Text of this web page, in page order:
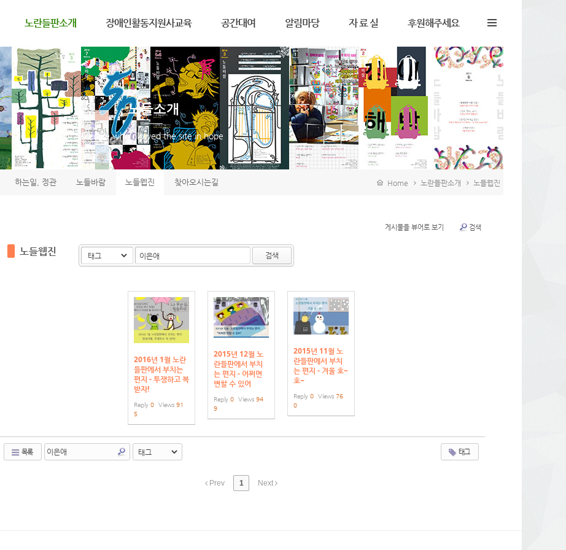
노란들판소개
노란들판소개
연 혁
인 사 말
하는일, 정관
노들바람
노들웹진
찾아오시는길
장애인활동지원사교육
장애인활동지원서비스
교육수강신청안내
교육수강신청하기
교육후기
공간대여
공간대여안내
3층공간대여신청
5층공간대여신청
알림마당
공지사항
자유게시판
포토갤러리
자주하는질문
활동소식
노들팟캐스트
자 료 실
정책자료
서식자료
영상자료
노들웹진View
노들바람View
후원해주세요
후원안내
후원인게시판
후원하신분들
정기후원신청
노들소개
People who plowed the site in hope
하는일, 정관 노들바람 노들웹진 찾아오시는길 Home 노란들판소개 노들웹진
게시물을 뷰어로 보기 검색
노들웹진 검색
2016년 1월 노란
들판에서 부치는
편지 - 투쟁하고 복
받자!
Reply 0 Views 91
5
2015년 12월 노
란들판에서 부치
는 편지 - 어쩌면
변할 수 있어
Reply 0 Views 94
9
2015년 11월 노
란들판에서 부치
는 편지 - 겨울 호~
호~
Reply 0 Views 76
0
목록 태그
Prev 1 Next